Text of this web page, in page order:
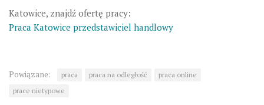
Katowice, znajdź ofertę pracy:
Praca Katowice przedstawiciel handlowy
Powiązane: praca praca na odległość
praca online
prace nietypowe